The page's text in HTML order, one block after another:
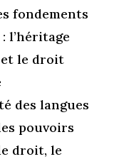
fondements
l’héritage
et le droit
des langues
pouvoirs
droit, le